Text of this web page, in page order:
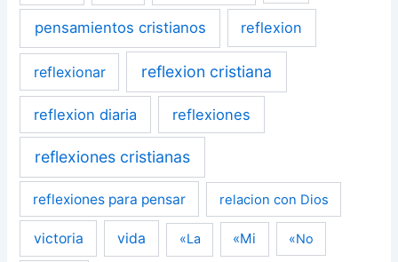
pensamientos cristianos reflexion
reflexionar reflexion cristiana
reflexion diaria reflexiones
reflexiones cristianas
reflexiones para pensar relacion con Dios
victoria vida «La «Mi «No